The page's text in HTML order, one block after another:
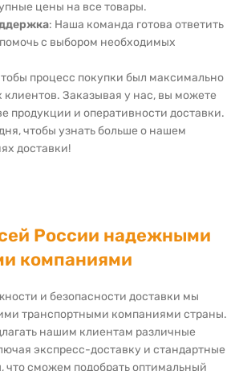
цены на все товары.
: Наша команда готова ответить
с выбором необходимых
процесс покупки был максимально
Заказывая у нас, вы можете
продукции и оперативности доставки.
чтобы узнать больше о нашем
доставки!
России надежными
компаниями
и безопасности доставки мы
транспортными компаниями страны.
нашим клиентам различные
экспресс-доставку и стандартные
что сможем подобрать оптимальный